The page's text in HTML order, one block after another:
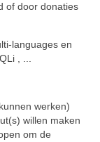
of door donaties
languages en
, ...
werken)
willen maken
om de